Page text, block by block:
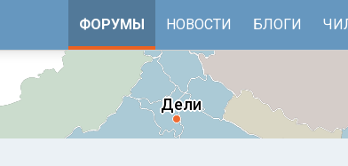
ФОРУМЫ НОВОСТИ БЛОГИ